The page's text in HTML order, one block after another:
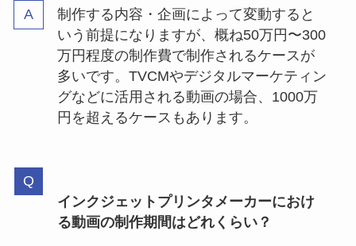
制作する内容・企画によって変動すると
いう前提になりますが、概ね50万円〜300
万円程度の制作費で制作されるケースが
多いです。TVCMやデジタルマーケティン
グなどに活用される動画の場合、1000万
円を超えるケースもあります。
インクジェットプリンタメーカーにおけ
る動画の制作期間はどれくらい？